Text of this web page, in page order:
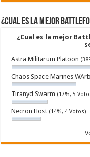
¿Cual es la mejor
¿Cual es la mejor
Astra Militarum Platoon
Chaos Space Marines
Tiranyd Swarm (17%, 5
Necron Host (14%, 4 Votos)